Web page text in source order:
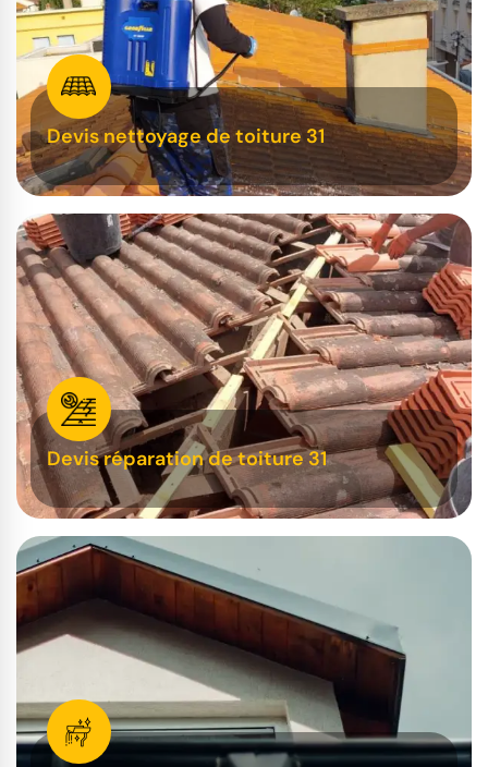
Devis nettoyage de toiture 31
Devis réparation de toiture 31